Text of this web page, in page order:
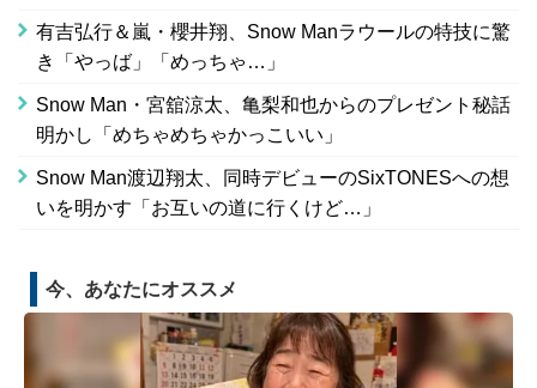
有吉弘行＆嵐・櫻井翔、Snow Manラウールの特技に驚
き「やっば」「めっちゃ…」
Snow Man・宮舘涼太、亀梨和也からのプレゼント秘話
明かし「めちゃめちゃかっこいい」
Snow Man渡辺翔太、同時デビューのSixTONESへの想
いを明かす「お互いの道に行くけど…」
今、あなたにオススメ